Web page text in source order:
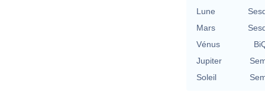
Lune
Mars
Vénus
Jupiter
Soleil